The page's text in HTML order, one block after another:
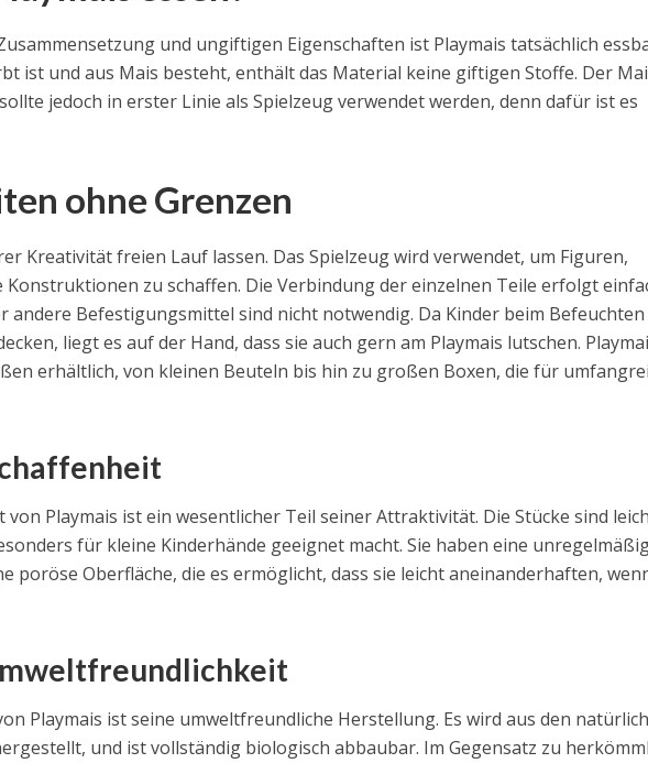
und ungiftigen Eigenschaften ist Playmais tatsächlich
ist und aus Mais besteht, enthält das Material keine giftigen Stoffe. Der
jedoch in erster Linie als Spielzeug verwendet werden, denn dafür ist es
ohne Grenzen
Kreativität freien Lauf lassen. Das Spielzeug wird verwendet, um Figuren,
Konstruktionen zu schaffen. Die Verbindung der einzelnen Teile erfolgt
andere Befestigungsmittel sind nicht notwendig. Da Kinder beim
liegt es auf der Hand, dass sie auch gern am Playmais lutschen.
erhältlich, von kleinen Beuteln bis hin zu großen Boxen, die für
Playmais ist ein wesentlicher Teil seiner Attraktivität. Die Stücke sind
für kleine Kinderhände geeignet macht. Sie haben eine
poröse Oberfläche, die es ermöglicht, dass sie leicht aneinanderhaften,
Playmais ist seine umweltfreundliche Herstellung. Es wird aus den
und ist vollständig biologisch abbaubar. Im Gegensatz zu